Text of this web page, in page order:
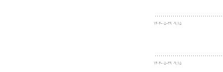
۱۴۰۴-۰۵-۲۹ ۰۹:۱۵
۱۴۰۴-۰۵-۲۹ ۰۹:۱۵